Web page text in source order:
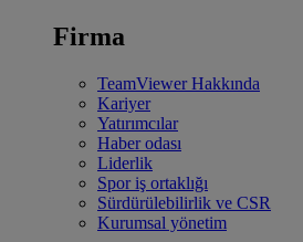
Firma
TeamViewer Hakkında
Kariyer
Yatırımcılar
Haber odası
Liderlik
Spor iş ortaklığı
Sürdürülebilirlik ve CSR
Kurumsal yönetim